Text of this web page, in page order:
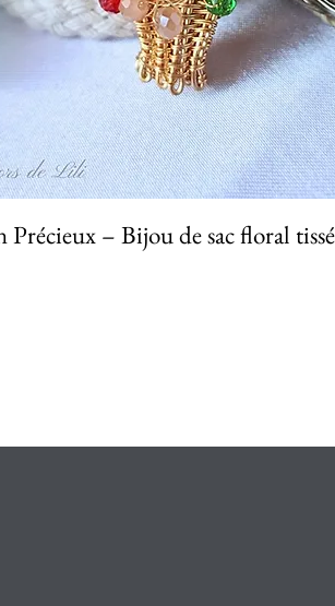
Aperçu rapide
Précieux – Bijou de sac floral tissé